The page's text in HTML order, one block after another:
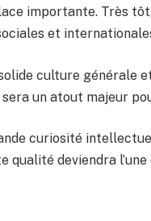
importante. Très
et
culture générale
un atout majeur
curiosité
qualité deviendra